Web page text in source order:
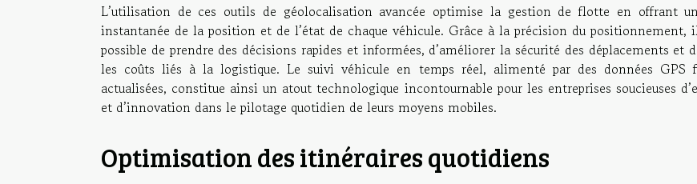
L’utilisation de ces outils de géolocalisation avancée optimise la gestion de flotte en offrant
instantanée de la position et de l’état de chaque véhicule. Grâce à la précision du positionnement,
possible de prendre des décisions rapides et informées, d’améliorer la sécurité des déplacements et
les coûts liés à la logistique. Le suivi véhicule en temps réel, alimenté par des données GPS
actualisées, constitue ainsi un atout technologique incontournable pour les entreprises soucieuses
et d’innovation dans le pilotage quotidien de leurs moyens mobiles.
Optimisation des itinéraires quotidiens